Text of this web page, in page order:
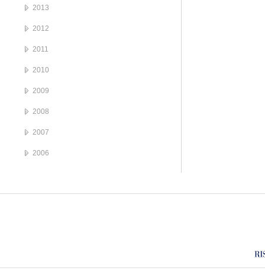
2013
2012
2011
2010
2009
2008
2007
2006